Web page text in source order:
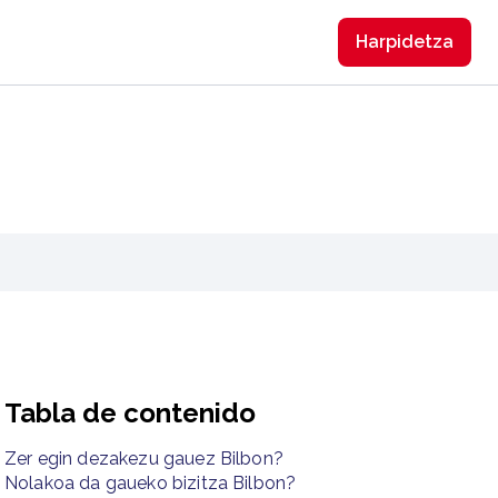
Harpidetzа
Tabla de contenido
Zer egin dezakezu gauez Bilbon?
Nolakoa da gaueko bizitza Bilbon?